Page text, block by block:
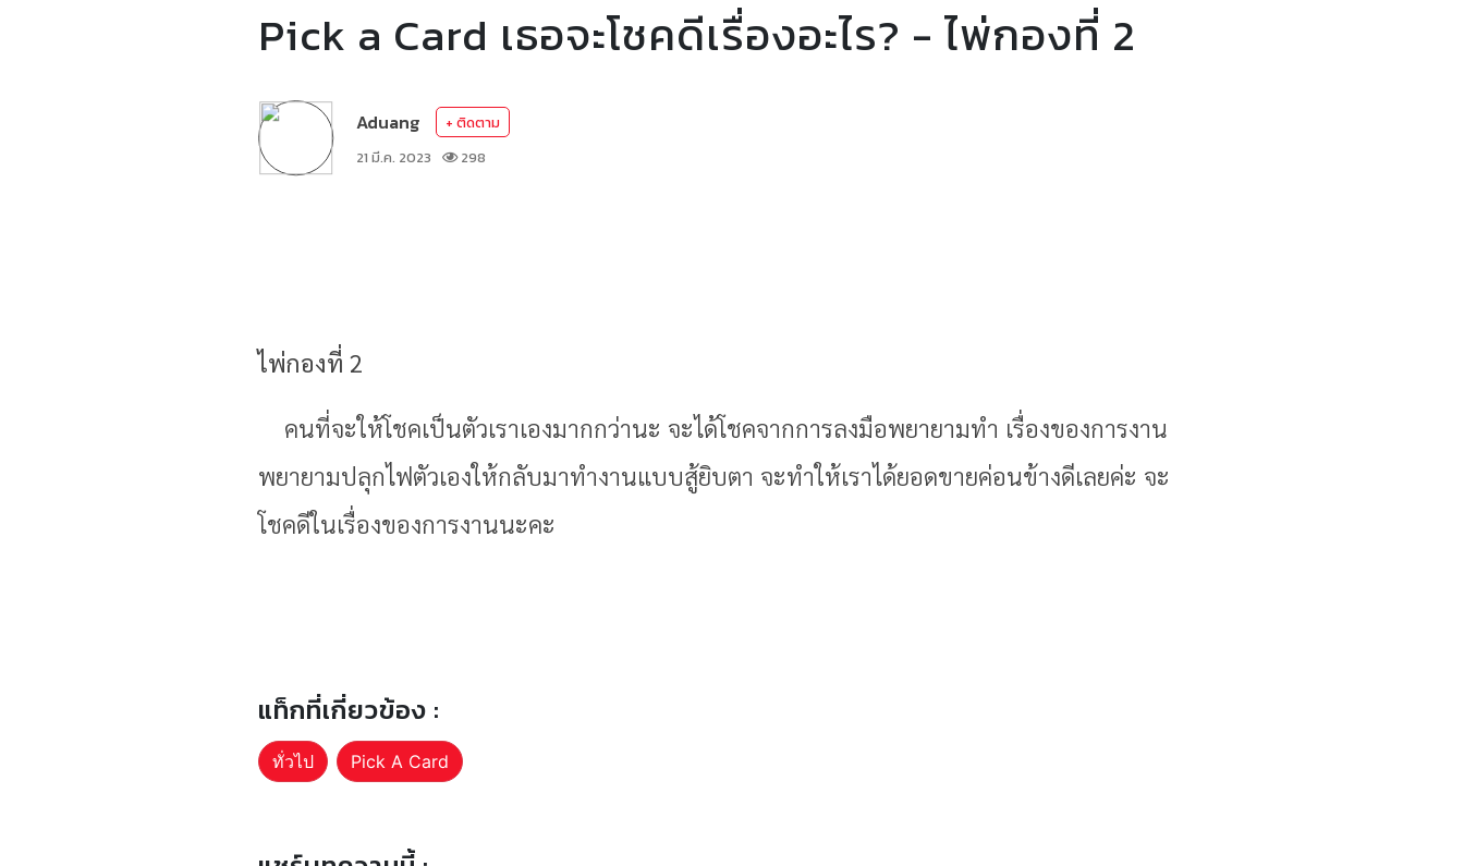
Pick a Card เธอจะโชคดีเรื่องอะไร? - ไพ่กองที่ 2
Aduang
+ ติดตาม
21 มี.ค. 2023
298
ไพ่กองที่ 2
คนที่จะให้โชคเป็นตัวเราเองมากกว่านะ จะได้โชคจากการลงมือพยายามทำ เรื่องของการงาน
พยายามปลุกไฟตัวเองให้กลับมาทำงานแบบสู้ยิบตา จะทำให้เราได้ยอดขายค่อนข้างดีเลยค่ะ จะ
โชคดีในเรื่องของการงานนะคะ
แท็กที่เกี่ยวข้อง :
ทั่วไป Pick A Card